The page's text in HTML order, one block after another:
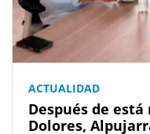
ACTUALIDAD
Después de
Dolores,